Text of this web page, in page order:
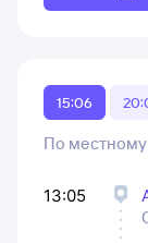
15:06
По
13:05